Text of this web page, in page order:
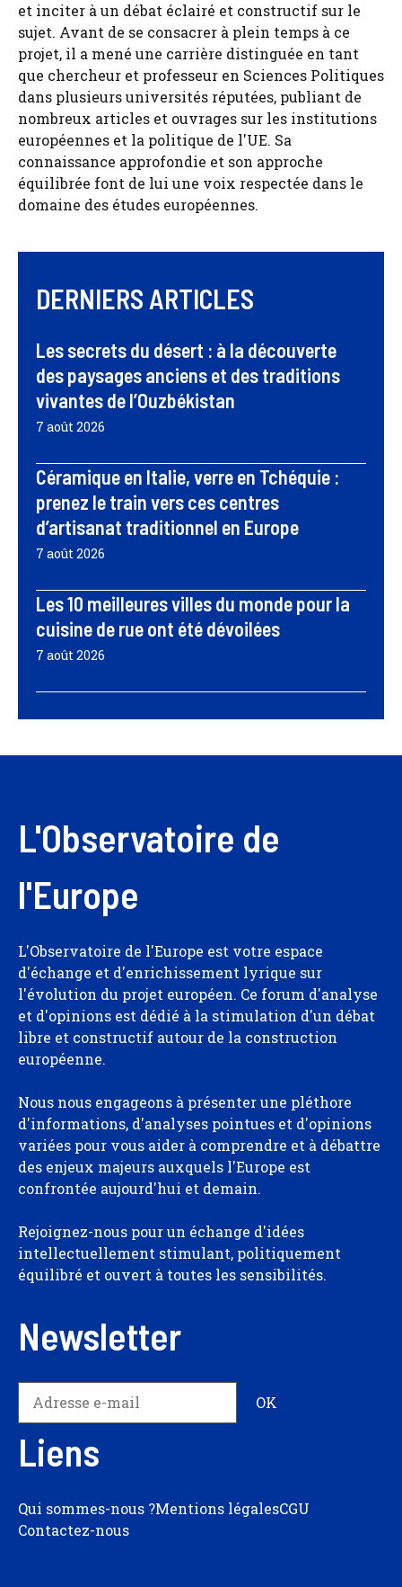
et inciter à un débat éclairé et constructif sur le
sujet. Avant de se consacrer à plein temps à ce
projet, il a mené une carrière distinguée en tant
que chercheur et professeur en Sciences Politiques
dans plusieurs universités réputées, publiant de
nombreux articles et ouvrages sur les institutions
européennes et la politique de l'UE. Sa
connaissance approfondie et son approche
équilibrée font de lui une voix respectée dans le
domaine des études européennes.
DERNIERS ARTICLES
Les secrets du désert : à la découverte
des paysages anciens et des traditions
vivantes de l’Ouzbékistan
7 août 2026
Céramique en Italie, verre en Tchéquie :
prenez le train vers ces centres
d’artisanat traditionnel en Europe
7 août 2026
Les 10 meilleures villes du monde pour la
cuisine de rue ont été dévoilées
7 août 2026
L'Observatoire de
l'Europe
L'Observatoire de l'Europe est votre espace
d'échange et d'enrichissement lyrique sur
l'évolution du projet européen. Ce forum d'analyse
et d'opinions est dédié à la stimulation d'un débat
libre et constructif autour de la construction
européenne.
Nous nous engageons à présenter une pléthore
d'informations, d'analyses pointues et d'opinions
variées pour vous aider à comprendre et à débattre
des enjeux majeurs auxquels l'Europe est
confrontée aujourd'hui et demain.
Rejoignez-nous pour un échange d'idées
intellectuellement stimulant, politiquement
équilibré et ouvert à toutes les sensibilités.
Newsletter
Liens
Qui sommes-nous ?Mentions légalesCGU
Contactez-nous